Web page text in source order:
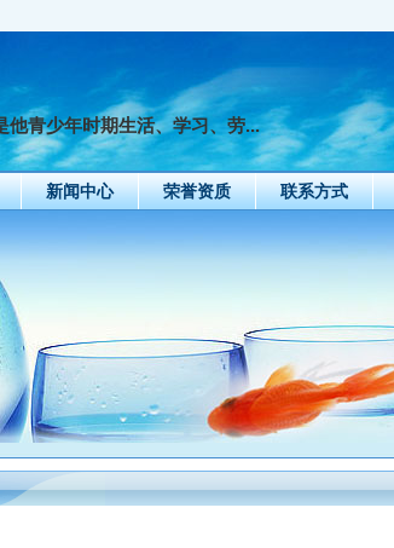
青少年时期生活、学习、劳...
新闻中心 荣誉资质 联系方式